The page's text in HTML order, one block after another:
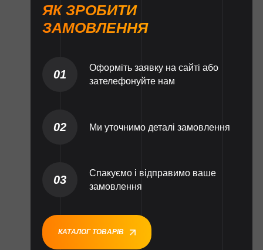
ЯК ЗРОБИТИ
ЗАМОВЛЕННЯ
01
Оформіть заявку на сайті або
зателефонуйте нам
02 Ми уточнимо деталі замовлення
03
Спакуємо і відправимо ваше
замовлення
КАТАЛОГ ТОВАРІВ